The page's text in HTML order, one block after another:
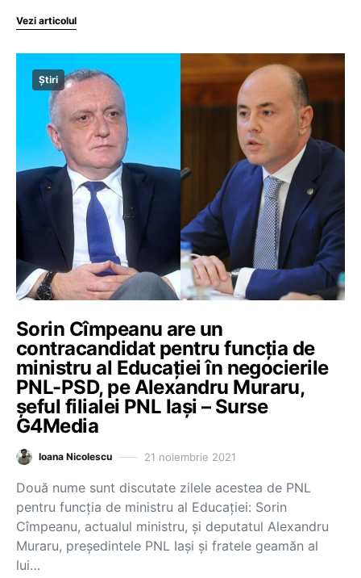
Vezi articolul
Știri
Sorin Cîmpeanu are un
contracandidat pentru funcția de
ministru al Educației în negocierile
PNL-PSD, pe Alexandru Muraru,
șeful filialei PNL Iași – Surse
G4Media
Ioana Nicolescu 21 noiembrie 2021
Două nume sunt discutate zilele acestea de PNL
pentru funcția de ministru al Educației: Sorin
Cîmpeanu, actualul ministru, și deputatul Alexandru
Muraru, președintele PNL Iași și fratele geamăn al
lui…